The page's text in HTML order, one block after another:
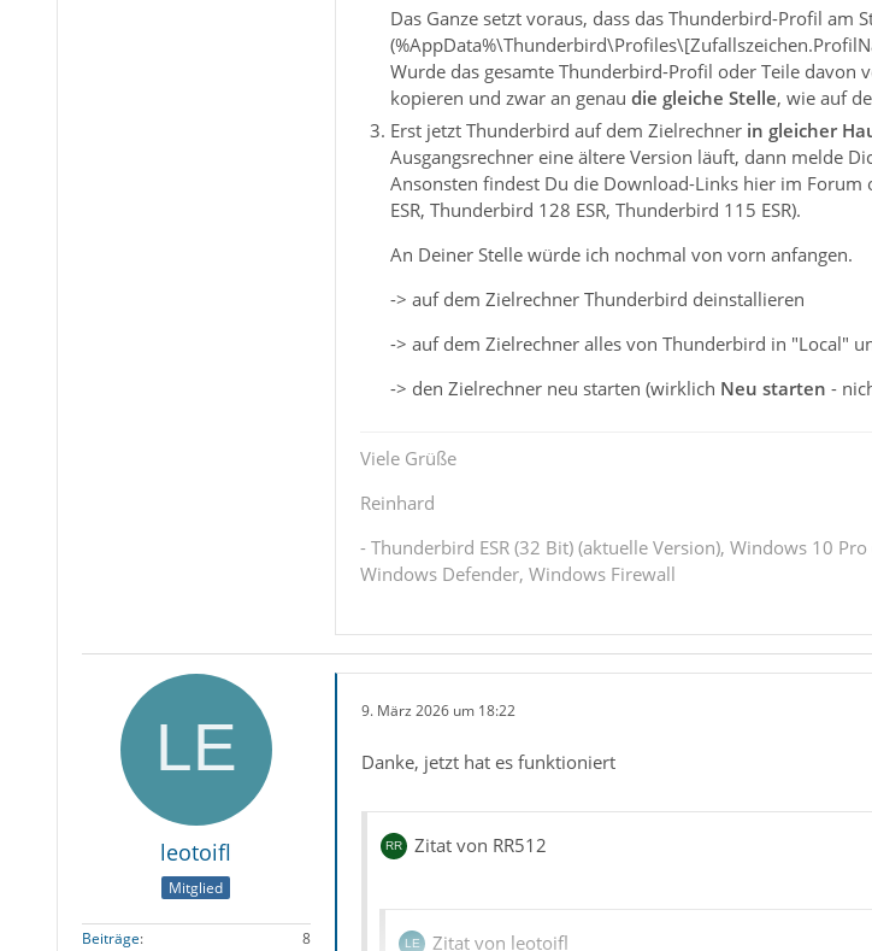
Das Ganze setzt voraus, dass das Thunderbird-Profil am
Wurde das gesamte Thunderbird-Profil oder Teile davon
kopieren und zwar an genau die gleiche Stelle, wie auf
Erst jetzt Thunderbird auf dem Zielrechner in gleicher
Ausgangsrechner eine ältere Version läuft, dann melde
Ansonsten findest Du die Download-Links hier im
ESR, Thunderbird 128 ESR, Thunderbird 115 ESR).
An Deiner Stelle würde ich nochmal von vorn anfangen.
-> auf dem Zielrechner Thunderbird deinstallieren
-> auf dem Zielrechner alles von Thunderbird in "Local"
-> den Zielrechner neu starten (wirklich Neu starten -
Viele Grüße
Reinhard
- Thunderbird ESR (32 Bit) (aktuelle Version), Windows 10
Windows Defender, Windows Firewall
leotoifl
Mitglied
Beiträge
8
9. März 2026 um 18:22
Danke, jetzt hat es funktioniert
Zitat von RR512
Zitat von leotoifl